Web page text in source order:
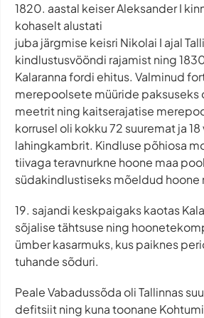
1820. aastal keiser Aleksander I
kohaselt alustati
juba järgmise keisri Nikolai I ajal
kindlustusvööndi rajamist ning
Kalaranna fordi ehitus. Valminud
merepoolsete müüride paksuseks
meetrit ning kaitserajatise
korrusel oli kokku 72 suuremat ja
lahingkambrit. Kindluse põhiosa
tiivaga teravnurkne hoone maa
südakindlustiseks mõeldud hoone
19. sajandi keskpaigaks kaotas
sõjalise tähtsuse ning
ümber kasarmuks, kus paiknes
tuhande sõduri.
Peale Vabadussõda oli Tallinnas
defitsiit ning kuna toonane